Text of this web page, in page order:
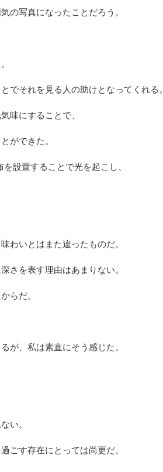
の写真になったことだろう。
でそれを見る人の助けとなってくれる。
味にすることで、
ができた。
設置することで光を起こし、
わいとはまた違ったものだ。
さを表す理由はあまりない。
らだ。
が、私は素直にそう感じた。
い。
ごす存在にとっては尚更だ。